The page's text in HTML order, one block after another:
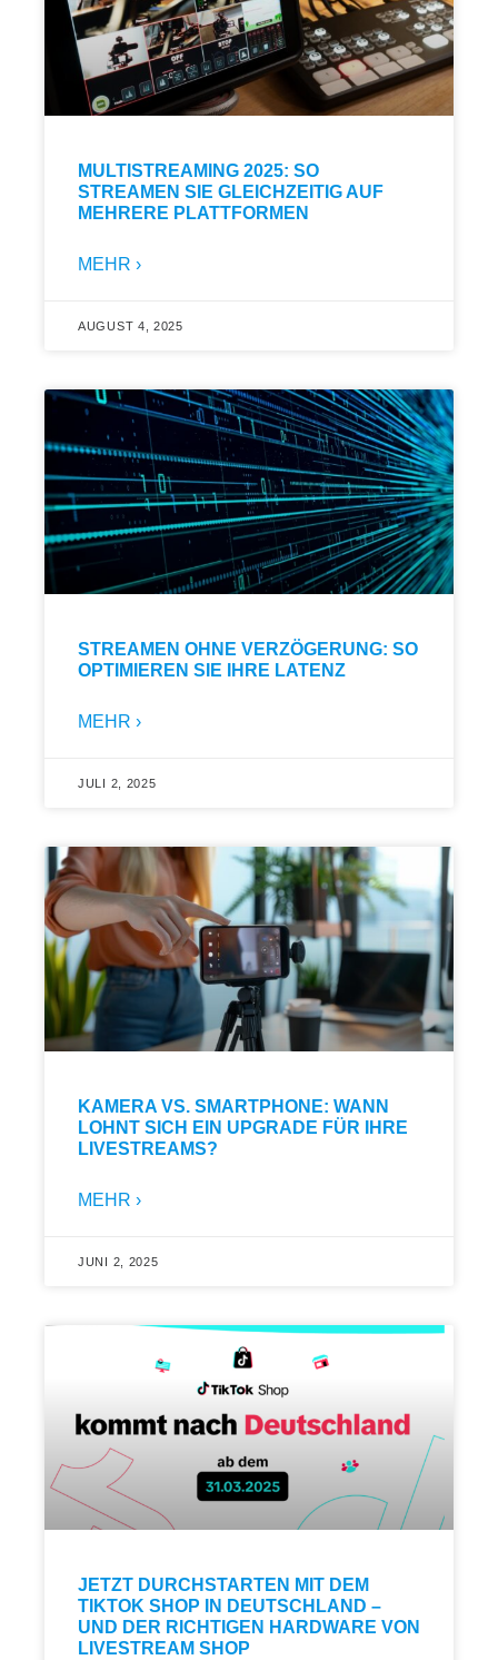
MULTISTREAMING 2025: SO
STREAMEN SIE GLEICHZEITIG AUF
MEHRERE PLATTFORMEN
MEHR ›
AUGUST 4, 2025
STREAMEN OHNE VERZÖGERUNG: SO
OPTIMIEREN SIE IHRE LATENZ
MEHR ›
JULI 2, 2025
KAMERA VS. SMARTPHONE: WANN
LOHNT SICH EIN UPGRADE FÜR IHRE
LIVESTREAMS?
MEHR ›
JUNI 2, 2025
JETZT DURCHSTARTEN MIT DEM
TIKTOK SHOP IN DEUTSCHLAND –
UND DER RICHTIGEN HARDWARE VON
LIVESTREAM SHOP